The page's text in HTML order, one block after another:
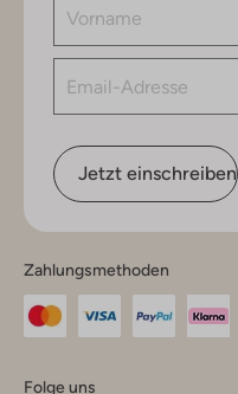
Jetzt einschreiben
Zahlungsmethoden
Folge uns